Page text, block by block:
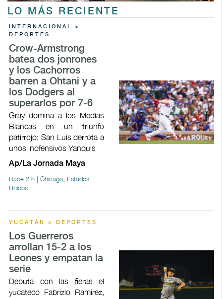
LO MÁS RECIENTE
INTERNACIONAL >
DEPORTES
Crow-Armstrong
batea dos jonrones
y los Cachorros
barren a Ohtani y a
los Dodgers al
superarlos por 7-6
Gray domina a los Medias
Blancas en un triunfo
patirrojo; San Luis derrota a
unos inofensivos Yanquis
Ap/La Jornada Maya
Hace 2 h | Chicago, Estados
Unidos
YUCATÁN > DEPORTES
Los Guerreros
arrollan 15-2 a los
Leones y empatan la
serie
Debuta con las fieras el
yucateco Fabrizio Ramírez,